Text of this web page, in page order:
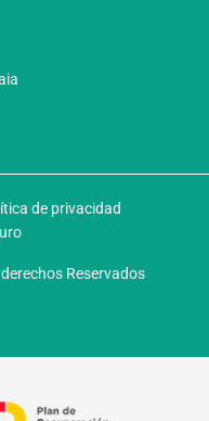
de privacidad
Reservados